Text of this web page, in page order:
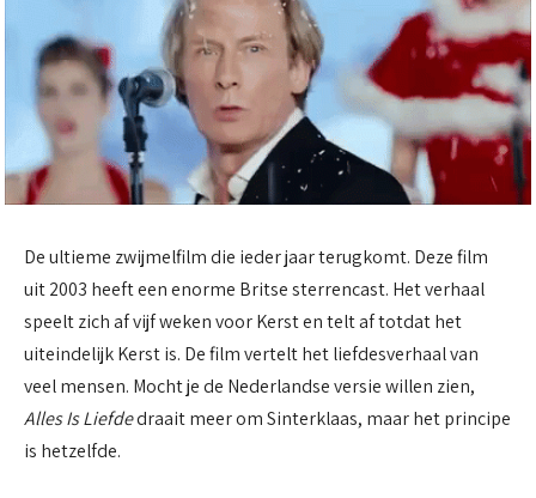
De ultieme zwijmelfilm die ieder jaar terugkomt. Deze film
uit 2003 heeft een enorme Britse sterrencast. Het verhaal
speelt zich af vijf weken voor Kerst en telt af totdat het
uiteindelijk Kerst is. De film vertelt het liefdesverhaal van
veel mensen. Mocht je de Nederlandse versie willen zien,
Alles Is Liefdedraait meer om Sinterklaas, maar het principe
is hetzelfde.